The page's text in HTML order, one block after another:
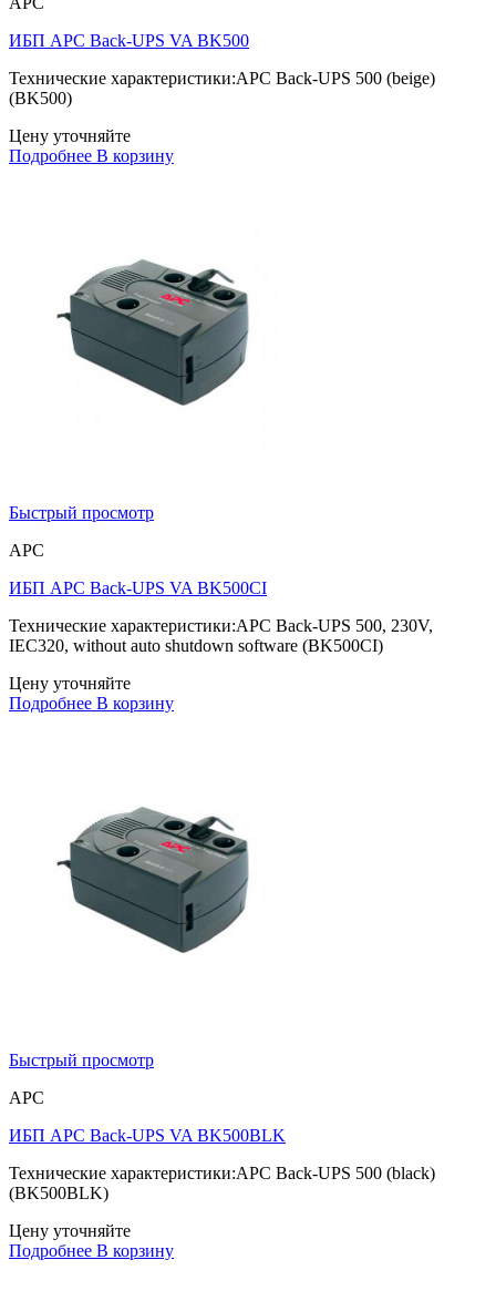
ИБП APC Back-UPS VA BK500
Технические характеристики:APC Back-UPS 500 (beige)
(BK500)
Цену уточняйте
Подробнее В корзину
Быстрый просмотр
APC
ИБП APC Back-UPS VA BK500CI
Технические характеристики:APC Back-UPS 500, 230V,
IEC320, without auto shutdown software (BK500CI)
Цену уточняйте
Подробнее В корзину
Быстрый просмотр
APC
ИБП APC Back-UPS VA BK500BLK
Технические характеристики:APC Back-UPS 500 (black)
(BK500BLK)
Цену уточняйте
Подробнее В корзину